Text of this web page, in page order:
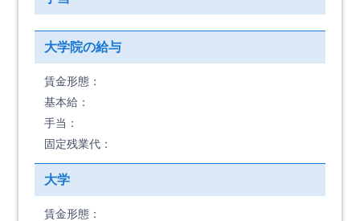
大学院の給与
賃金形態：
基本給：
手当：
固定残業代：
大学
賃金形態：